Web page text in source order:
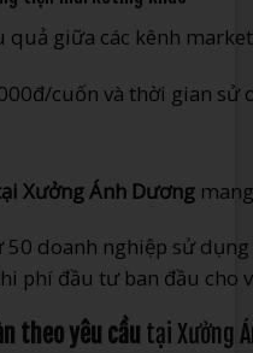
quả giữa các kênh
cuốn và thời gian sử
Xưởng Ánh Dương
doanh nghiệp sử
phí đầu tư ban đầu cho
theo yêu cầu tại Xưởng